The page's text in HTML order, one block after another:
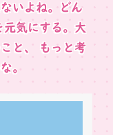
いよね。どん
気にする。大
と、 もっと考
。